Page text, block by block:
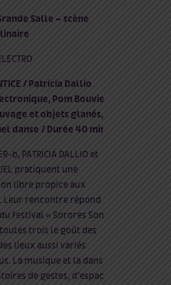
Salle – scène
/ Patricia Dallio
Pom Bouvier-b
et objets glanés,
danse / Durée 40 min
b, PATRICIA DALLIO et
pratiquent une
libre propice aux
rencontre répond à
festival « Sorores Sonors
trois le goût des
lieux aussi variés
La musique et la danse
de gestes, d’espaces